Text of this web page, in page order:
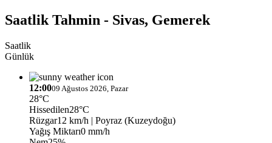
Saatlik Tahmin - Sivas, Gemerek
Saatlik
Günlük
12:0009 Ağustos 2026, Pazar
28°C
Hissedilen28°C
Rüzgar12 km/h | Poyraz (Kuzeydoğu)
Yağış Miktarı0 mm/h